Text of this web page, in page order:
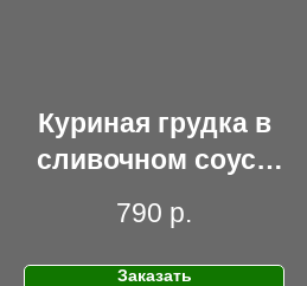
Куриная грудка в
сливочном соусе
со спаржей
790 р.
Заказать